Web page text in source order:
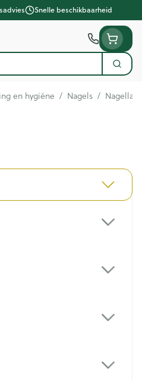
Snelle beschikbaarheid
Zoek
en hygiëne / Nagels / Nagellak